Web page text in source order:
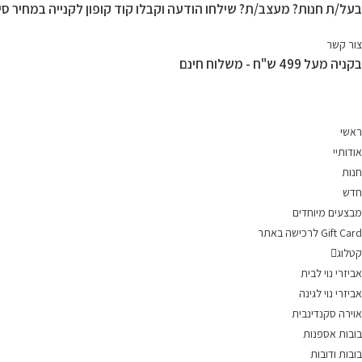
Skip
content
בעל/ת חנות? מעצב/ת? שילחו הודעה וקבלו קוד קופון לקנייה במחיר
צור קשר
בקניה מעל 499 ש"ח - משלוח חינם
ראשי
אודותיי
חנות
חדש
מבצעים מיוחדים
Gift Card לרכישה באתר
קטלוג
אביזרי נוי לבית
אביזרי נוי לגינה
אוירה סקנדינבית
בובות אספנות
בובות ודובות